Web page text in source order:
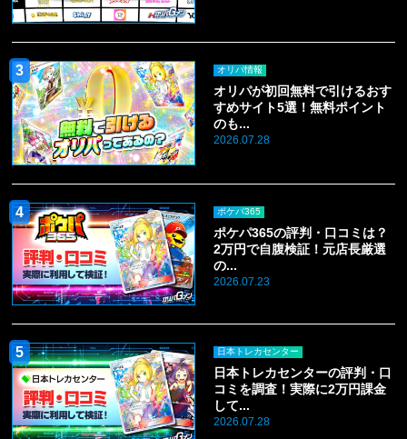
オリパ情報
オリパが初回無料で引けるおす
すめサイト5選！無料ポイント
のも...
2026.07.28
ポケパ365
ポケパ365の評判・口コミは？
2万円で自腹検証！元店長厳選
の...
2026.07.23
日本トレカセンター
日本トレカセンターの評判・口
コミを調査！実際に2万円課金
して...
2026.07.28